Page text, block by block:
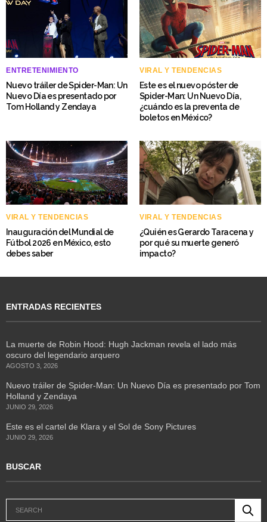
ENTRETENIMIENTO
Nuevo tráiler de Spider-Man: Un
Nuevo Día es presentado por
Tom Holland y Zendaya
VIRAL Y TENDENCIAS
Este es el nuevo póster de
Spider-Man: Un Nuevo Día,
¿cuándo es la preventa de
boletos en México?
VIRAL Y TENDENCIAS
Inauguración del Mundial de
Fútbol 2026 en México, esto
debes saber
VIRAL Y TENDENCIAS
¿Quién es Gerardo Taracena y
por qué su muerte generó
impacto?
ENTRADAS RECIENTES
La muerte de Robin Hood: Hugh Jackman revela el lado más
oscuro del legendario arquero
AGOSTO 3, 2026
Nuevo tráiler de Spider-Man: Un Nuevo Día es presentado por Tom
Holland y Zendaya
JUNIO 29, 2026
Este es el cartel de Klara y el Sol de Sony Pictures
JUNIO 29, 2026
BUSCAR